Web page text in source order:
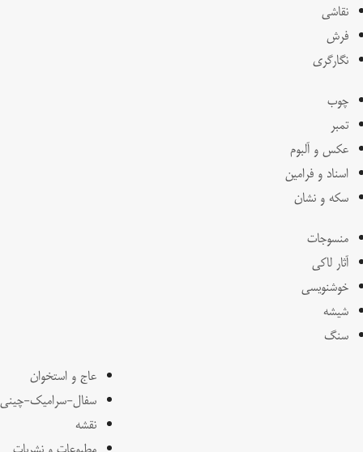
نقاشی
فرش
نگارگری
چوب
تمبر
عکس و آلبوم
اسناد و فرامین
سکه و نشان
منسوجات
آثار لاکی
خوشنویسی
شیشه
سنگ
عاج و استخوان
سفال-سرامیک-چینی
نقشه